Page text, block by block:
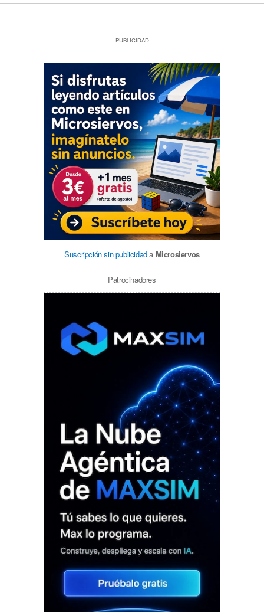
PUBLICIDAD
Suscripción sin publicidada Microsiervos
Patrocinadores